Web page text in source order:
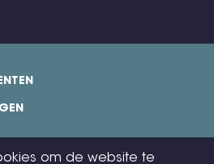
om de website te